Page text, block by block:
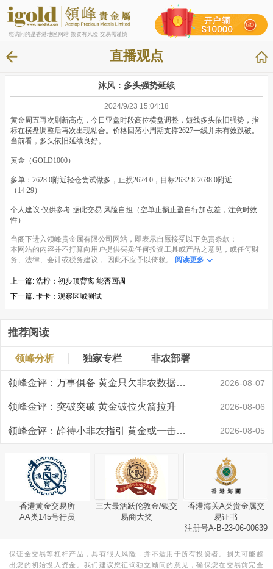
您访问的是香港地区网站 投资有风险 交易需谨慎
直播观点
沐风：多头强势延续
2024/9/23 15:04:18
黄金周五再次刷新高点，今日亚盘时段高位横盘调整，短线多头依旧强势，指
标在横盘调整后再次出现粘合。价格回落小周期支撑2627一线并未有效跌破。
当前看，多头依旧延续良好。
黄金（GOLD1000）
多单：2628.0附近轻仓尝试做多，止损2624.0，目标2632.8-2638.0附近
（14:29）
个人建议 仅供参考 据此交易 风险自担（空单止损止盈自行加点差，注意时效
性）
当阁下进入领峰贵金属有限公司网站，即表示自愿接受以下免责条款：
本网站的内容并不打算向用户提供买卖任何投资工具或产品之意见，或任何财
务、法律、会计或税务建议， 因此不应予以倚赖。
阅读更多
上一篇: 浩柠：初步顶背离 能否回调
下一篇: 卡卡：观察区域测试
推荐阅读
领峰分析 独家专栏 非农部署
领峰金评：万事俱备 黄金只欠非农数据“东风” 2026-08-07
领峰金评：突破突破 黄金破位火箭拉升 2026-08-06
领峰金评：静待小非农指引 黄金或一击破局 2026-08-05
香港黄金交易所
AA类145号行员
三大最活跃伦敦金/银交
易商大奖
香港海关A类贵金属交
易证书
注册号A-B-23-06-00639
保证金交易等杠杆产品，具有很大风险，并不适用于所有投资者。损失可能超
出您的初始投入资金。我们建议您征询独立顾问的意见，确保您在交易前完全